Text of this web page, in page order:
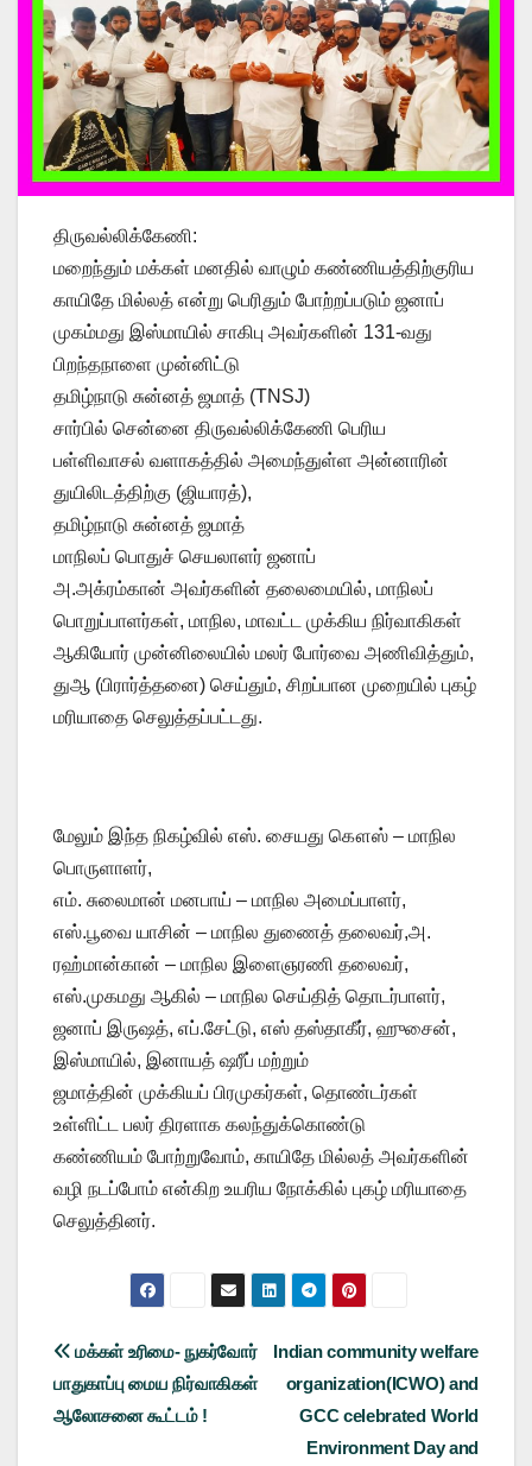
திருவல்லிக்கேணி:
மறைந்தும் மக்கள் மனதில் வாழும் கண்ணியத்திற்குரிய
காயிதே மில்லத் என்று பெரிதும் போற்றப்படும் ஜனாப்
முகம்மது இஸ்மாயில் சாகிபு அவர்களின் 131-வது
பிறந்தநாளை முன்னிட்டு
தமிழ்நாடு சுன்னத் ஜமாத் (TNSJ)
சார்பில் சென்னை திருவல்லிக்கேணி பெரிய
பள்ளிவாசல் வளாகத்தில் அமைந்துள்ள அன்னாரின்
துயிலிடத்திற்கு (ஜியாரத்),
தமிழ்நாடு சுன்னத் ஜமாத்
மாநிலப் பொதுச் செயலாளர் ஜனாப்
அ.அக்ரம்கான் அவர்களின் தலைமையில், மாநிலப்
பொறுப்பாளர்கள், மாநில, மாவட்ட முக்கிய நிர்வாகிகள்
ஆகியோர் முன்னிலையில் மலர் போர்வை அணிவித்தும்,
துஆ (பிரார்த்தனை) செய்தும், சிறப்பான முறையில் புகழ்
மரியாதை செலுத்தப்பட்டது.
மேலும் இந்த நிகழ்வில்​ எஸ். சையது கௌஸ் – மாநில
பொருளாளர்,
​எம். சுலைமான் மனபாய் – மாநில அமைப்பாளர்,
​எஸ்.பூவை யாசின் – மாநில துணைத் தலைவர்,அ.
ரஹ்மான்கான் – மாநில இளைஞரணி தலைவர்,
​எஸ்.முகமது ஆகில் – மாநில செய்தித் தொடர்பாளர்,
​ஜனாப் இருஷத், எப்.சேட்டு, எஸ் தஸ்தாகீர், ஹுசைன்,
இஸ்மாயில், இனாயத் ஷரீப் மற்றும்
ஜமாத்தின் முக்கியப் பிரமுகர்கள், தொண்டர்கள்
உள்ளிட்ட பலர் திரளாக கலந்துக்கொண்டு
​கண்ணியம் போற்றுவோம், காயிதே மில்லத் அவர்களின்
வழி நடப்போம் என்கிற உயரிய நோக்கில் புகழ் மரியாதை
செலுத்தினர்.
Post
navigation
Indian community welfare
organization(ICWO) and
GCC celebrated World
Environment Day and
மக்கள் உரிமை- நுகர்வோர்
பாதுகாப்பு மைய நிர்வாகிகள்
ஆலோசனை கூட்டம் !